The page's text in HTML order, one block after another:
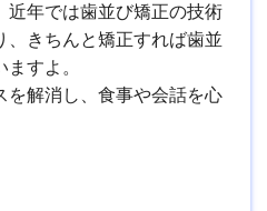
近年では歯並び矯正の技術
、きちんと矯正すれば歯並
すよ。
を解消し、食事や会話を心